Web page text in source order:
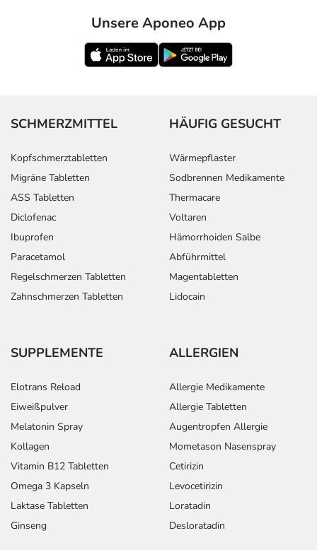
Unsere Aponeo App
SCHMERZMITTEL
Kopfschmerztabletten
Migräne Tabletten
ASS Tabletten
Diclofenac
Ibuprofen
Paracetamol
Regelschmerzen Tabletten
Zahnschmerzen Tabletten
HÄUFIG GESUCHT
Wärmepflaster
Sodbrennen Medikamente
Thermacare
Voltaren
Hämorrhoiden Salbe
Abführmittel
Magentabletten
Lidocain
SUPPLEMENTE
Elotrans Reload
Eiweißpulver
Melatonin Spray
Kollagen
Vitamin B12 Tabletten
Omega 3 Kapseln
Laktase Tabletten
Ginseng
ALLERGIEN
Allergie Medikamente
Allergie Tabletten
Augentropfen Allergie
Mometason Nasenspray
Cetirizin
Levocetirizin
Loratadin
Desloratadin